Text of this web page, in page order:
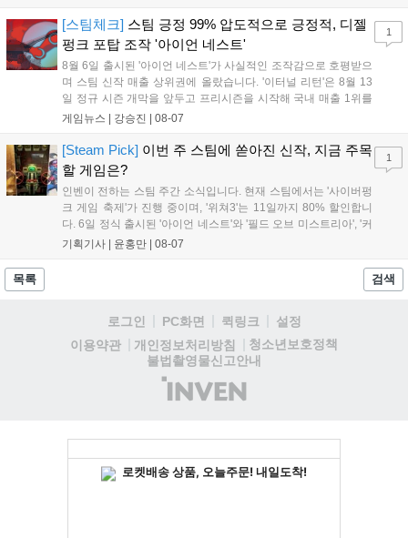
17일까지 이어지는 이번 행사는 신규 세트 체험과 공연 등 다양한 즐길
거리를 제공하며, 이후 현대백화점 판교점에서도 행사가 이어질 예정입
니다. 연말에는 라스베이거스 오픈이 개최됩니다....
[스팀체크] 스팀 긍정 99% 압도적으로 긍정적, 디젤
펑크 포탑 조작 '아이언 네스트'
8월 6일 출시된 '아이언 네스트'가 사실적인 조작감으로 호평받으
며 스팀 신작 매출 상위권에 올랐습니다. '이터널 리턴'은 8월 13
일 정규 시즌 개막을 앞두고 프리시즌을 시작해 국내 매출 1위를
기록했습니다. 25주년을 맞은 '고스트 리콘' 시리즈는 8월 6일 쇼
'마블 투혼: 파이팅 소울즈'와 레트로 수리 시뮬레이션 '리스토
리'도 스팀에 정식 출시되었습니다....
게임뉴스 | 강승진 | 08-07
1
[Steam Pick] 이번 주 스팀에 쏟아진 신작, 지금 주목
할 게임은?
인벤이 전하는 스팀 주간 소식입니다. 현재 스팀에서는 '사이버펑
크 게임 축제'가 진행 중이며, '위쳐3'는 11일까지 80% 할인합니
다. 6일 정식 출시된 '아이언 네스트'와 '필드 오브 미스트리아', '커
세어 코브'가 호평받고 있습니다. 한편, 7일 출시된 '마블 투혼'은
다. 유비소프트의 '고스트리콘: 와일드랜드'는 7년 만의 대규모 업
기획기사 | 윤홍만 | 08-07
1
목록 검색
로그인 PC화면 퀵링크
설정
이용약관
개인정보처리방침
청소년보호정책
불법촬영물신고안내
(주)
인